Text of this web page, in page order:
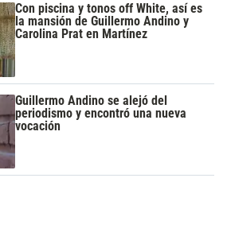
Con piscina y tonos off White, así es
la mansión de Guillermo Andino y
Carolina Prat en Martínez
Guillermo Andino se alejó del
periodismo y encontró una nueva
vocación